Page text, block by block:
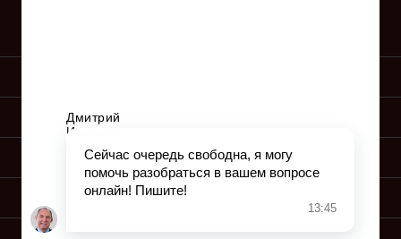
ПОДГОТОВКА ИСКА
ПОДАЧА ИСКА